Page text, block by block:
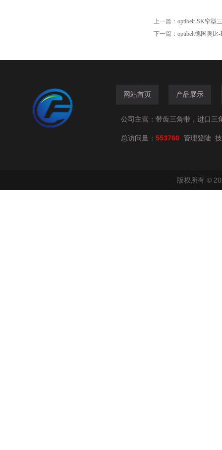
上一篇： optibelt-SK窄型
下一篇： optibelt德国奥比
网站首页 产品展示
公司主营：带齿三角带，进口三
总访问量： 553760 管理登陆
版权所有 ©